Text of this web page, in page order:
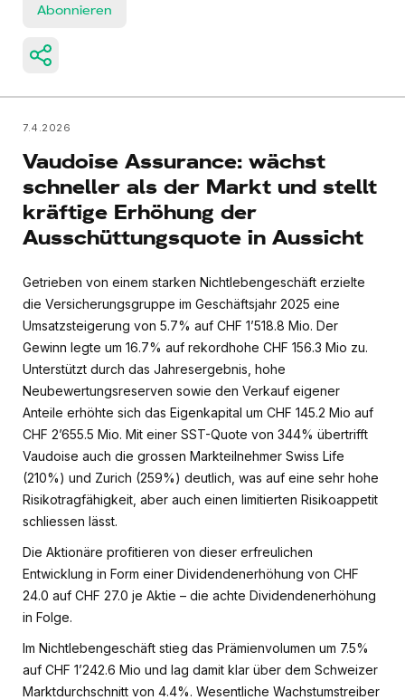
Abonnieren
7.4.2026
Vaudoise Assurance: wächst
schneller als der Markt und stellt
kräftige Erhöhung der
Ausschüttungsquote in Aussicht
Getrieben von einem starken Nichtlebengeschäft erzielte
die Versicherungsgruppe im Geschäftsjahr 2025 eine
Umsatzsteigerung von 5.7% auf CHF 1’518.8 Mio. Der
Gewinn legte um 16.7% auf rekordhohe CHF 156.3 Mio zu.
Unterstützt durch das Jahresergebnis, hohe
Neubewertungsreserven sowie den Verkauf eigener
Anteile erhöhte sich das Eigenkapital um CHF 145.2 Mio auf
CHF 2’655.5 Mio. Mit einer SST-Quote von 344% übertrifft
Vaudoise auch die grossen Markteilnehmer Swiss Life
(210%) und Zurich (259%) deutlich, was auf eine sehr hohe
Risikotragfähigkeit, aber auch einen limitierten Risikoappetit
schliessen lässt.
Die Aktionäre profitieren von dieser erfreulichen
Entwicklung in Form einer Dividendenerhöhung von CHF
24.0 auf CHF 27.0 je Aktie – die achte Dividendenerhöhung
in Folge.
Im Nichtlebengeschäft stieg das Prämienvolumen um 7.5%
auf CHF 1’242.6 Mio und lag damit klar über dem Schweizer
Marktdurchschnitt von 4.4%. Wesentliche Wachstumstreiber